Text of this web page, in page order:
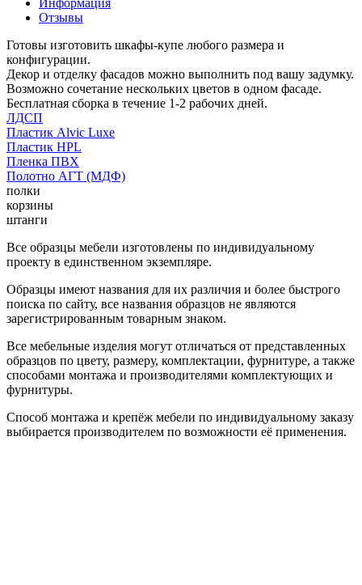
Отзывы
Готовы изготовить шкафы-купе любого размера и
конфигурации.
Декор и отделку фасадов можно выполнить под вашу задумку.
Возможно сочетание нескольких цветов в одном фасаде.
Бесплатная сборка в течение 1-2 рабочих дней.
ЛДСП
Пластик Alvic Luxe
Пластик HPL
Пленка ПВХ
Полотно АГТ (МДФ)
полки
корзины
штанги
Все образцы мебели изготовлены по индивидуальному
проекту в единственном экземпляре.
Образцы имеют названия для их различия и более быстрого
поиска по сайту, все названия образцов не являются
зарегистрированным товарным знаком.
Все мебельные изделия могут отличаться от представленных
образцов по цвету, размеру, комплектации, фурнитуре, а также
способами монтажа и производителями комплектующих и
фурнитуры.
Способ монтажа и крепёж мебели по индивидуальному заказу
выбирается производителем по возможности её применения.